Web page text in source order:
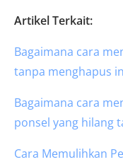
Artikel Terkait:
Bagaimana cara
tanpa menghapus
Bagaimana cara
ponsel yang hilang
Cara Memulihkan